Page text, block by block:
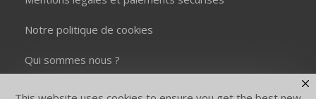
Notre politique de cookies
Qui sommes nous ?